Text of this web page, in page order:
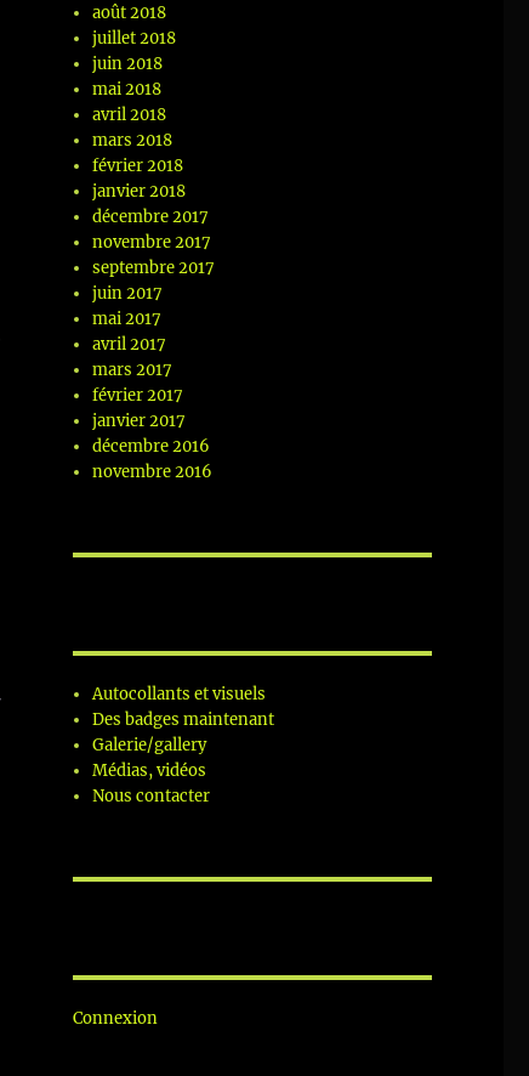
août 2018
juillet 2018
juin 2018
mai 2018
avril 2018
mars 2018
février 2018
janvier 2018
décembre 2017
novembre 2017
septembre 2017
juin 2017
mai 2017
avril 2017
mars 2017
février 2017
janvier 2017
décembre 2016
novembre 2016
Autocollants et visuels
Des badges maintenant
Galerie/gallery
Médias, vidéos
Nous contacter
Connexion